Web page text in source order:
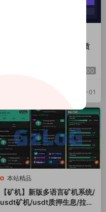
JAVA多语言秒U系统/四链质
3000
2024-11-01
本站精品
【矿机】新版多语言矿机系统/
usdt矿机/usdt质押生息/拉新